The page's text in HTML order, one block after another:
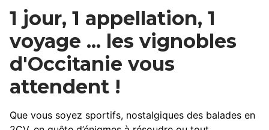
1 jour, 1 appellation, 1
voyage ... les vignobles
d'Occitanie vous
attendent !
Que vous soyez sportifs, nostalgiques des balades en